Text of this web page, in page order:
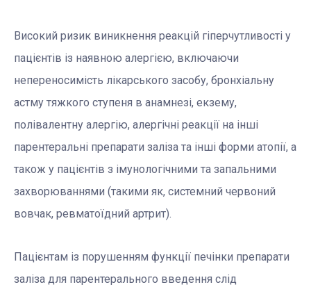
Високий ризик виникнення реакцій гіперчутливості у
пацієнтів із наявною алергією, включаючи
непереносимість лікарського засобу, бронхіальну
астму тяжкого ступеня в анамнезі, екзему,
полівалентну алергію, алергічні реакції на інші
парентеральні препарати заліза та інші форми атопії, а
також у пацієнтів з імунологічними та запальними
захворюваннями (такими як, системний червоний
вовчак, ревматоїдний артрит).
Пацієнтам із порушенням функції печінки препарати
заліза для парентерального введення слід